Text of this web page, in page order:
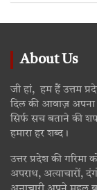
About Us
जी हां, हम हैं उत्तम
दिल की आवाज़ अपना
सिर्फ सच बताने की
हमारा हर शब्द।
उत्तर प्रदेश की गरिमा
अपराध, अत्याचारों,